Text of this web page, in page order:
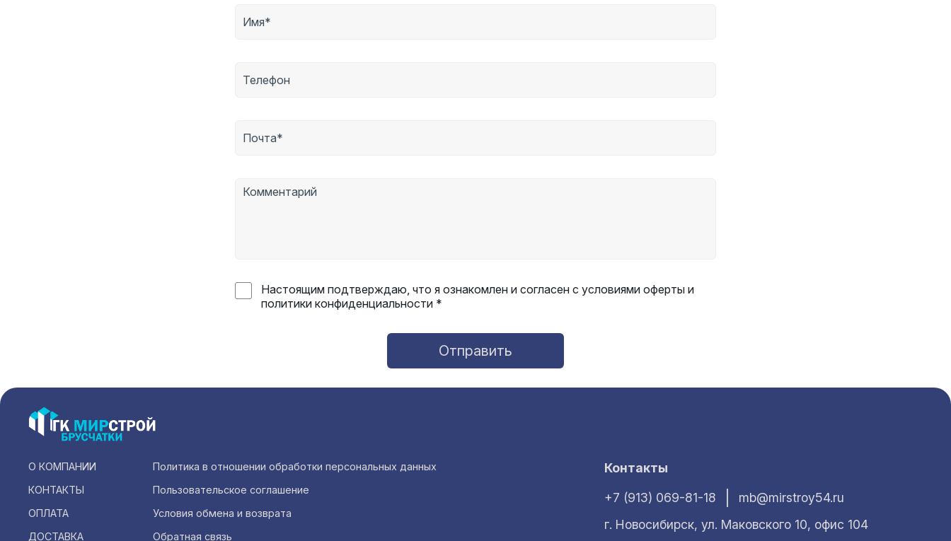
Настоящим подтверждаю, что я ознакомлен и согласен с условиями оферты и
политики конфиденциальности *
Отправить
О КОМПАНИИ
КОНТАКТЫ
ОПЛАТА
ДОСТАВКА
Политика в отношении обработки персональных данных
Пользовательское соглашение
Условия обмена и возврата
Обратная связь
Контакты
+7 (913) 069-81-18
mb@mirstroy54.ru
г. Новосибирск, ул. Маковского 10, офис 104